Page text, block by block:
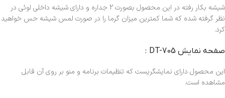
شیشه بکار رفته در این محصول بصورت 2 جداره و دارای شیشه داخلی لوئی در
نظر گرفته شده که شما کمترین میزان گرما را در صورت لمس شیشه حس خواهید
کرد.
صفحه نمایش DT-705 :
این محصول دارای نمایشگریست که تنظیمات برنامه و منو بر روی آن قابل
مشاهده است.